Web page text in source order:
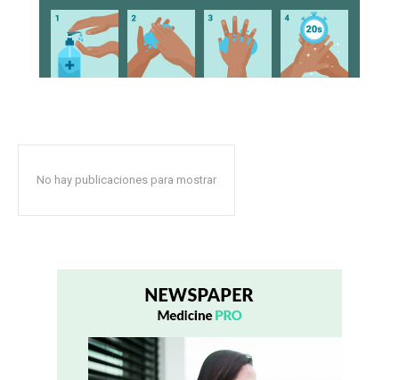
No hay publicaciones para mostrar